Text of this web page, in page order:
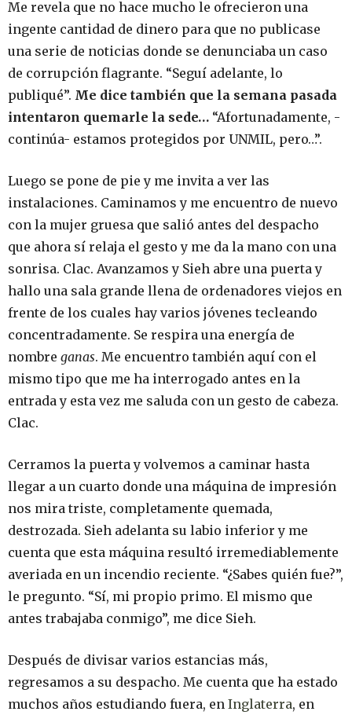
Me revela que no hace mucho le ofrecieron una
ingente cantidad de dinero para que no publicase
una serie de noticias donde se denunciaba un caso
de corrupción flagrante. “Seguí adelante, lo
publiqué”. Me dice también que la semana pasada
intentaron quemarle la sede… “Afortunadamente, -
continúa- estamos protegidos por UNMIL, pero…”.
Luego se pone de pie y me invita a ver las
instalaciones. Caminamos y me encuentro de nuevo
con la mujer gruesa que salió antes del despacho
que ahora sí relaja el gesto y me da la mano con una
sonrisa. Clac. Avanzamos y Sieh abre una puerta y
hallo una sala grande llena de ordenadores viejos en
frente de los cuales hay varios jóvenes tecleando
concentradamente. Se respira una energía de
nombre ganas. Me encuentro también aquí con el
mismo tipo que me ha interrogado antes en la
entrada y esta vez me saluda con un gesto de cabeza.
Clac.
Cerramos la puerta y volvemos a caminar hasta
llegar a un cuarto donde una máquina de impresión
nos mira triste, completamente quemada,
destrozada. Sieh adelanta su labio inferior y me
cuenta que esta máquina resultó irremediablemente
averiada en un incendio reciente. “¿Sabes quién fue?”,
le pregunto. “Sí, mi propio primo. El mismo que
antes trabajaba conmigo”, me dice Sieh.
Después de divisar varios estancias más,
regresamos a su despacho. Me cuenta que ha estado
muchos años estudiando fuera, en Inglaterra, en